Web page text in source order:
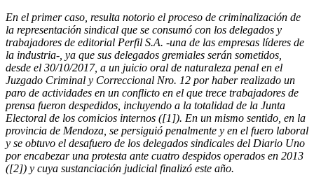
En el primer caso, resulta notorio el proceso de criminalización de
la representación sindical que se consumó con los delegados y
trabajadores de editorial Perfil S.A. -una de las empresas líderes de
la industria-, ya que sus delegados gremiales serán sometidos,
desde el 30/10/2017, a un juicio oral de naturaleza penal en el
Juzgado Criminal y Correccional Nro. 12 por haber realizado un
paro de actividades en un conflicto en el que trece trabajadores de
prensa fueron despedidos, incluyendo a la totalidad de la Junta
Electoral de los comicios internos ([1]). En un mismo sentido, en la
provincia de Mendoza, se persiguió penalmente y en el fuero laboral
y se obtuvo el desafuero de los delegados sindicales del Diario Uno
por encabezar una protesta ante cuatro despidos operados en 2013
([2]) y cuya sustanciación judicial finalizó este año.